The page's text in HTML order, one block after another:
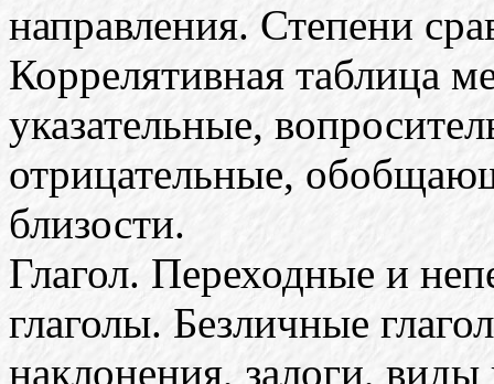
направления. Степени
Коррелятивная таблица
указательные,
отрицательные,
близости.
Глагол. Переходные и
глаголы. Безличные
наклонения, залоги, виды